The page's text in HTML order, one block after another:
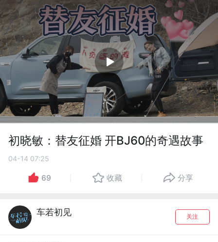
初晓敏：替友征婚 开BJ60的奇遇故事
04-14 07:25
69 收藏 分享
车若初见 关注